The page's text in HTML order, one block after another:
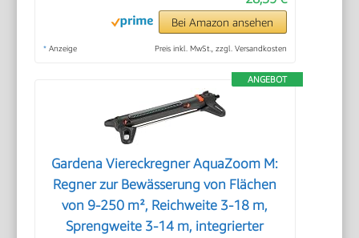
Bei Amazon ansehen
* Anzeige Preis inkl. MwSt., zzgl. Versandkosten
ANGEBOT
Gardena Viereckregner AquaZoom M:
Regner zur Bewässerung von Flächen
von 9-250 m², Reichweite 3-18 m,
Sprengweite 3-14 m, integrierter